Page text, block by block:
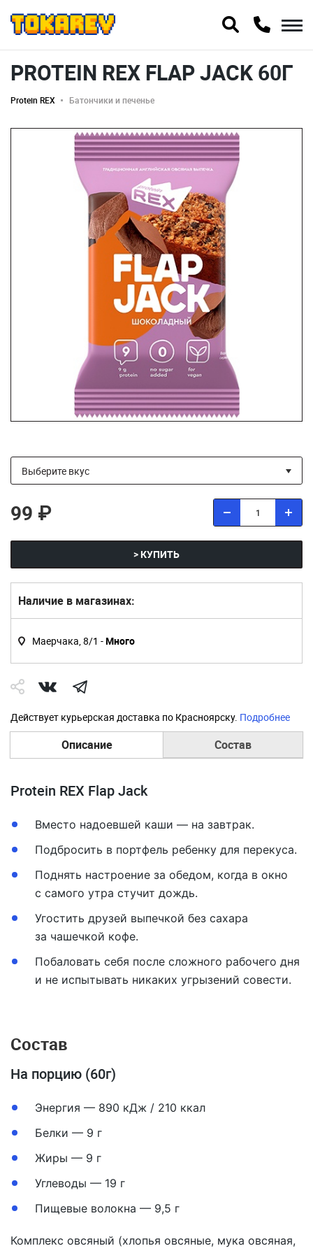
PROTEIN REX FLAP JACK 60Г
Protein REX Батончики и печенье
99 ₽
> КУПИТЬ
Наличие в магазинах:
Маерчака, 8/1 -Много
Действует курьерская доставка по Красноярску. Подробнее
Описание Состав
Protein REX Flap Jack
Вместо надоевшей каши — на завтрак.
Подбросить в портфель ребенку для перекуса.
Поднять настроение за обедом, когда в окно
с самого утра стучит дождь.
Угостить друзей выпечкой без сахара
за чашечкой кофе.
Побаловать себя после сложного рабочего дня
и не испытывать никаких угрызений совести.
Состав
На порцию (60г)
Энергия — 890 кДж / 210 ккал
Белки — 9 г
Жиры — 9 г
Углеводы — 19 г
Пищевые волокна — 9,5 г
Комплекс овсяный (хлопья овсяные, мука овсяная,